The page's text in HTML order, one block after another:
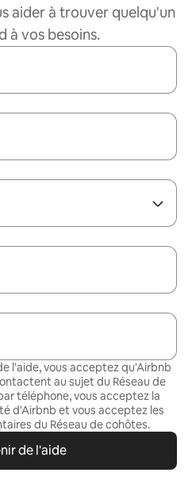
aider à trouver quelqu'un
à vos besoins.
l'aide, vous acceptez qu'Airbnb
au sujet du Réseau de
téléphone, vous acceptez la
d'Airbnb et vous acceptez les
du Réseau de cohôtes.
de l'aide